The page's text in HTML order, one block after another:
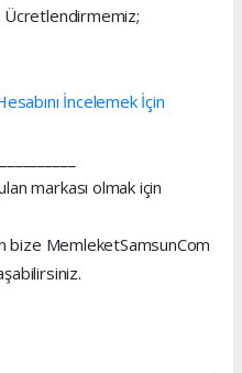
Ücretlendirmemiz;
İncelemek İçin
markası olmak için
bize MemleketSamsunCom